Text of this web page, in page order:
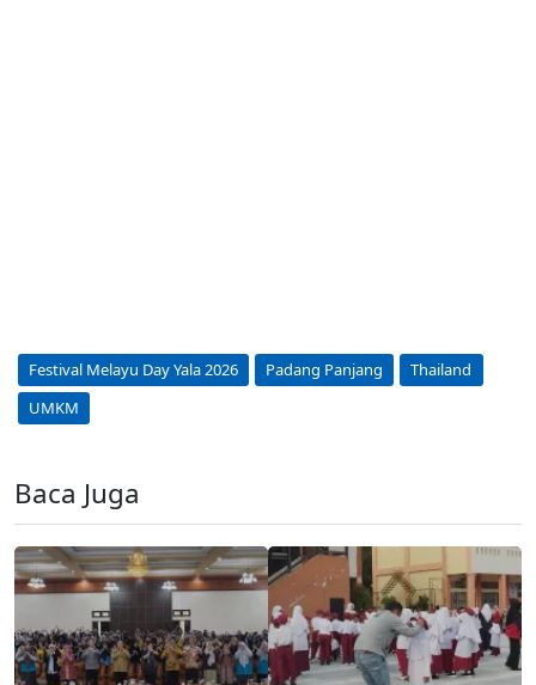
Festival Melayu Day Yala 2026 Padang Panjang
Thailand
UMKM
Baca Juga